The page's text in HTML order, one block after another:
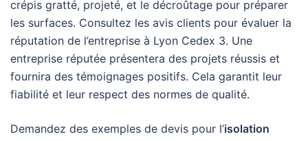
crépis gratté, projeté, et le décroûtage pour préparer
les surfaces. Consultez les avis clients pour évaluer la
réputation de l’entreprise à Lyon Cedex 3. Une
entreprise réputée présentera des projets réussis et
fournira des témoignages positifs. Cela garantit leur
fiabilité et leur respect des normes de qualité.
Demandez des exemples de devis pour l’isolation